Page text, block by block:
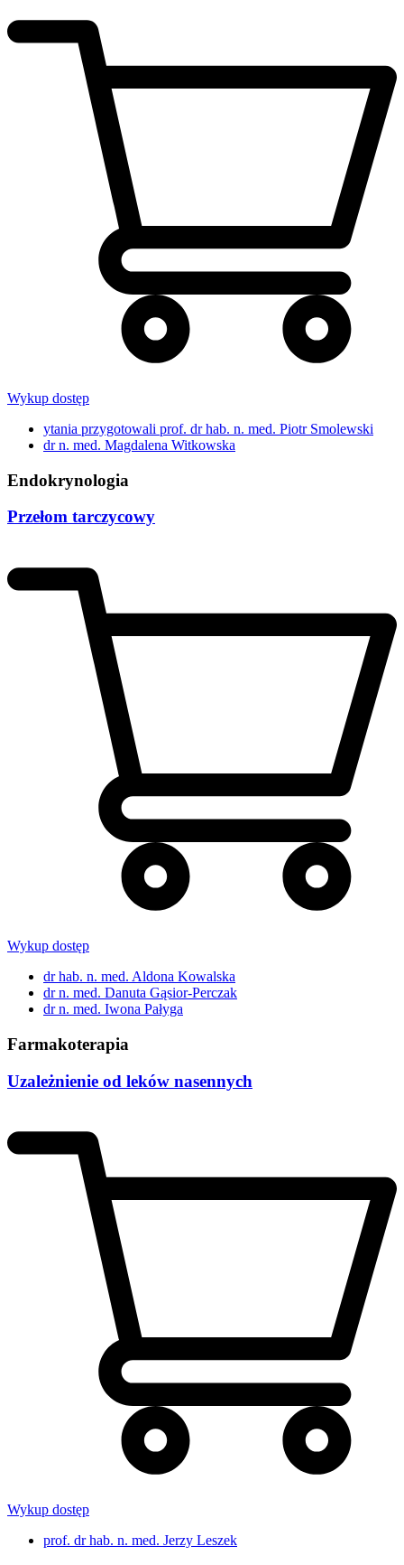
Wykup dostęp
ytania przygotowali prof. dr hab. n. med. Piotr Smolewski
dr n. med. Magdalena Witkowska
Endokrynologia
Przełom tarczycowy
Wykup dostęp
dr hab. n. med. Aldona Kowalska
dr n. med. Danuta Gąsior-Perczak
dr n. med. Iwona Pałyga
Farmakoterapia
Uzależnienie od leków nasennych
Wykup dostęp
prof. dr hab. n. med. Jerzy Leszek